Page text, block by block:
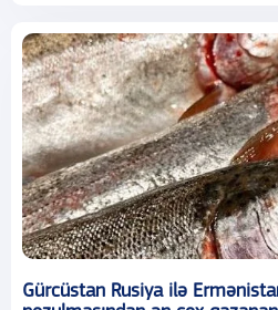
Gürcüstan Rusiya ilə